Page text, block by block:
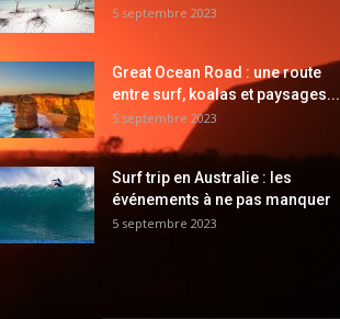
5 septembre 2023
Great Ocean Road : une route
entre surf, koalas et paysages...
5 septembre 2023
Surf trip en Australie : les
événements à ne pas manquer
5 septembre 2023